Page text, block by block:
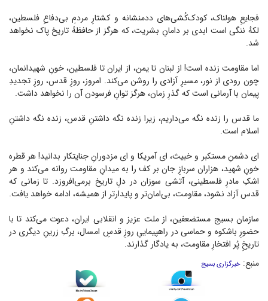
فجایعِ هولناک، کودک‌کُشی‌های ددمنشانه و کشتارِ مردمِ بی‌دفاعِ فلسطین،
لکهٔ ننگی است ابدی بر دامانِ بشریت، که هرگز از حافظهٔ تاریخ پاک نخواهد
شد.
اما مقاومت زنده است! از لبنان تا یمن، از ایران تا فلسطین، خونِ شهیدانمان،
چون رودی از نور، مسیرِ آزادی را روشن می‌کند. امروز، روزِ قدس، روزِ تجدیدِ
پیمان با آرمانی است که گذرِ زمان، هرگز توانِ فرسودن آن را نخواهد داشت.
ما قدس را زنده نگه می‌داریم، زیرا زنده نگه داشتنِ قدس، زنده نگه داشتنِ
اسلام است.
ای دشمنِ مستکبر و خبیث، ای آمریکا و ای مزدورانِ جنایتکار بدانید! هر قطره
خونِ شهید، هزاران سربازِ جان بر کف را به میدانِ مقاومت روانه می‌کند و هر
اشکِ مادرِ فلسطینی، آتشی سوزان در دلِ تاریخ برمی‌افروزد. تا زمانی که
قدس آزاد نشود، مقاومت، بی‌امان‌تر و پایدارتر از همیشه، ادامه خواهد یافت.
سازمان بسیج مستضعفین، از ملت عزیز و انقلابی ایران، دعوت می‌کند تا با
حضورِ باشکوه و حماسی در راهپیماییِ روزِ قدسِ امسال، برگِ زرینِ دیگری در
تاریخِ پُر افتخارِ مقاومت، به یادگار گذارند.
منبع: خبرگزاری بسیج